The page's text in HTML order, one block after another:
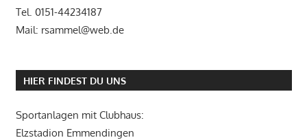
Tel. 0151-44234187
Mail: rsammel@web.de
HIER FINDEST DU UNS
Sportanlagen mit Clubhaus:
Elzstadion Emmendingen